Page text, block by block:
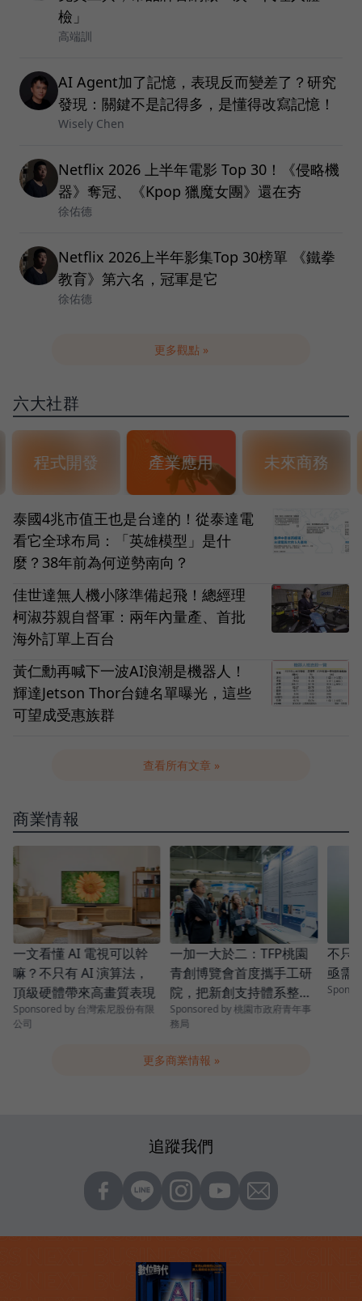
檢」
高端訓
AI Agent加了記憶，表現反而變差了？研究
發現：關鍵不是記得多，是懂得改寫記憶！
Wisely Chen
Netflix 2026 上半年電影 Top 30！《侵略機
器》奪冠、《Kpop 獵魔女團》還在夯
徐佑德
Netflix 2026上半年影集Top 30榜單 《鐵拳
教育》第六名，冠軍是它
徐佑德
更多觀點 »
六大社群
程式開發 產業應用 未來商務
泰國4兆市值王也是台達的！從泰達電
看它全球布局：「英雄模型」是什
麼？38年前為何逆勢南向？
佳世達無人機小隊準備起飛！總經理
柯淑芬親自督軍：兩年內量產、首批
海外訂單上百台
黃仁勳再喊下一波AI浪潮是機器人！
輝達Jetson Thor台鏈名單曝光，這些
可望成受惠族群
查看所有文章 »
商業情報
一文看懂 AI 電視可以幹
嘛？不只有 AI 演算法，
頂級硬體帶來高畫質表現
Sponsored by 台灣索尼股份有限
公司
一加一大於二：TFP桃園
青創博覽會首度攜手工研
院，把新創支持體系整條
串起來
Sponsored by 桃園市政府青年事
務局
不只
亟需
更多商業情報 »
追蹤我們